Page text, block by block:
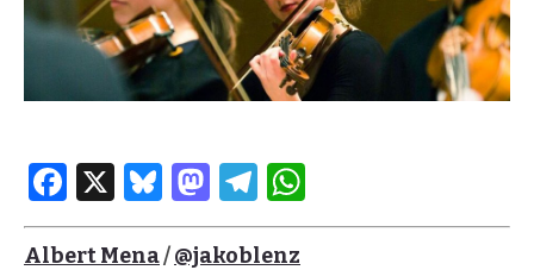
Facebook
X Bluesky
Mastodon
Telegram
Albert Mena/@jakoblenz